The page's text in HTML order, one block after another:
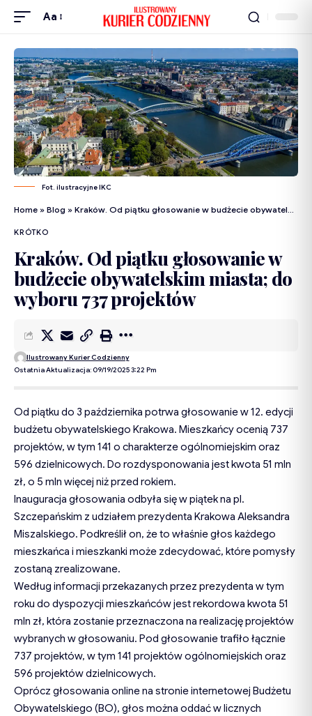
Aa
Fot. ilustracyjne IKC
Home » Blog » Kraków. Od piątku głosowanie w budżecie obywatelskim miasta; do wyboru 737 projektów
KRÓTKO
Kraków. Od piątku głosowanie w
budżecie obywatelskim miasta; do
wyboru 737 projektów
Ostatnia Aktualizacja: 09/19/2025 3:22 Pm
Ilustrowany Kurier Codzienny
Od piątku do 3 października potrwa głosowanie w 12. edycji
budżetu obywatelskiego Krakowa. Mieszkańcy ocenią 737
projektów, w tym 141 o charakterze ogólnomiejskim oraz
596 dzielnicowych. Do rozdysponowania jest kwota 51 mln
zł, o 5 mln więcej niż przed rokiem.
Inauguracja głosowania odbyła się w piątek na pl.
Szczepańskim z udziałem prezydenta Krakowa Aleksandra
Miszalskiego. Podkreślił on, że to właśnie głos każdego
mieszkańca i mieszkanki może zdecydować, które pomysły
zostaną zrealizowane.
Według informacji przekazanych przez prezydenta w tym
roku do dyspozycji mieszkańców jest rekordowa kwota 51
mln zł, która zostanie przeznaczona na realizację projektów
wybranych w głosowaniu. Pod głosowanie trafiło łącznie
737 projektów, w tym 141 projektów ogólnomiejskich oraz
596 projektów dzielnicowych.
Oprócz głosowania online na stronie internetowej Budżetu
Obywatelskiego (BO), głos można oddać w licznych